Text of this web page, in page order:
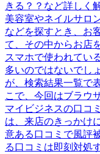
きる？？など詳しく
美容室やネイルサロ
などを探すとき、お
て、その中からお店
スマホで使われてい
多いのではないでし
が、検索結果一覧で
こで、今回はブラウ
マイビジネスの口コ
は、来店のきっかけ
意ある口コミで風評
る口コミは即刻対処